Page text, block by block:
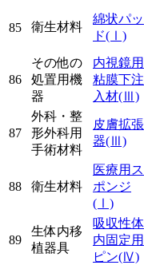
85 衛生材料
綿状パッ
ド(Ⅰ)
86
その他の
処置用機
器
内視鏡用
粘膜下注
入材(Ⅲ)
87
外科・整
形外科用
手術材料
皮膚拡張
器(Ⅲ)
88 衛生材料
医療用ス
ポンジ
(Ⅰ)
89
生体内移
植器具
吸収性体
内固定用
ピン(Ⅳ)